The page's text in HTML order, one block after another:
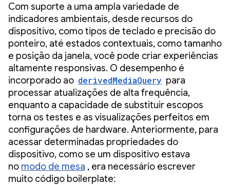
Com suporte a uma ampla variedade de
indicadores ambientais, desde recursos do
dispositivo, como tipos de teclado e precisão do
ponteiro, até estados contextuais, como tamanho
e posição da janela, você pode criar experiências
altamente responsivas. O desempenho é
incorporado ao derivedMediaQuery para
processar atualizações de alta frequência,
enquanto a capacidade de substituir escopos
torna os testes e as visualizações perfeitos em
configurações de hardware. Anteriormente, para
acessar determinadas propriedades do
dispositivo, como se um dispositivo estava
no modo de mesa , era necessário escrever
muito código boilerplate: